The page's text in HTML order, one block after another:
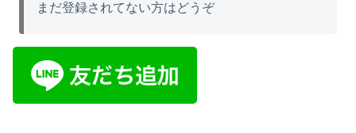
まだ登録されてない方はどうぞ